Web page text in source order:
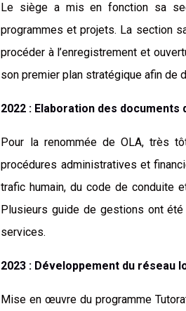
Le siège a mis en fonction sa
programmes et projets. La section
procéder à l’enregistrement et
son premier plan stratégique afin de
2022 : Elaboration des documents
Pour la renommée de OLA, très
procédures administratives et
trafic humain, du code de conduite
Plusieurs guide de gestions ont
services.
2023 : Développement du réseau
Mise en œuvre du programme